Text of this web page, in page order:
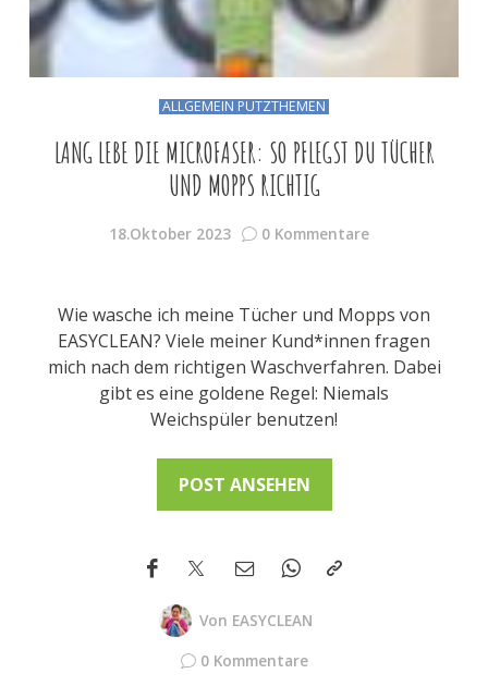
ALLGEMEIN PUTZTHEMEN
LANG LEBE DIE MICROFASER: SO PFLEGST DU TÜCHER
UND MOPPS RICHTIG
18.Oktober 2023 0 Kommentare
Wie wasche ich meine Tücher und Mopps von
EASYCLEAN? Viele meiner Kund*innen fragen
mich nach dem richtigen Waschverfahren. Dabei
gibt es eine goldene Regel: Niemals
Weichspüler benutzen!
POST ANSEHEN
Von EASYCLEAN
0 Kommentare